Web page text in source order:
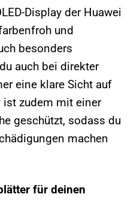
Display der Huawei
und
besonders
auch bei direkter
eine klare Sicht auf
ist zudem mit einer
geschützt, sodass du
machen
für deinen